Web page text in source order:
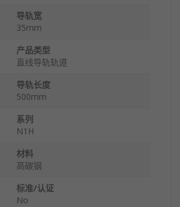
导轨宽
35mm
产品类型
直线导轨轨道
导轨长度
500mm
系列
N1H
材料
高碳钢
标准/认证
No